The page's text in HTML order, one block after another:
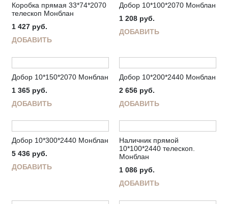
Коробка прямая 33*74*2070
телескоп Монблан
1 427 руб.
ДОБАВИТЬ
Добор 10*100*2070 Монблан
1 208 руб.
ДОБАВИТЬ
Добор 10*150*2070 Монблан
1 365 руб.
ДОБАВИТЬ
Добор 10*200*2440 Монблан
2 656 руб.
ДОБАВИТЬ
Добор 10*300*2440 Монблан
5 436 руб.
ДОБАВИТЬ
Наличник прямой
10*100*2440 телескоп.
Монблан
1 086 руб.
ДОБАВИТЬ